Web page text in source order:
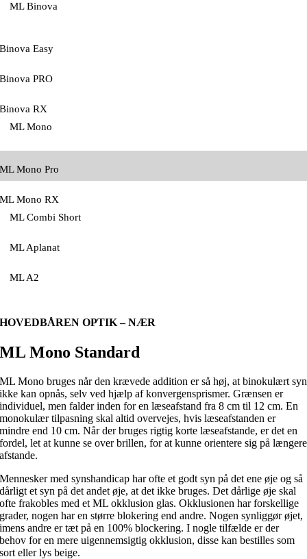
ML Binova
Binova Easy
Binova PRO
Binova RX
ML Mono
ML Mono Pro
ML Mono RX
ML Combi Short
ML Aplanat
ML A2
HOVEDBÅREN OPTIK – NÆR
ML Mono Standard
ML Mono bruges når den krævede addition er så høj, at binokulært syn
ikke kan opnås, selv ved hjælp af konvergensprismer. Grænsen er
individuel, men falder inden for en læseafstand fra 8 cm til 12 cm. En
monokulær tilpasning skal altid overvejes, hvis læseafstanden er
mindre end 10 cm. Når der bruges rigtig korte læseafstande, er det en
fordel, let at kunne se over brillen, for at kunne orientere sig på længere
afstande.
Mennesker med synshandicap har ofte et godt syn på det ene øje og så
dårligt et syn på det andet øje, at det ikke bruges. Det dårlige øje skal
ofte frakobles med et ML okklusion glas. Okklusionen har forskellige
grader, nogen har en større blokering end andre. Nogen synliggør øjet,
imens andre er tæt på en 100% blockering. I nogle tilfælde er der
behov for en mere uigennemsigtig okklusion, disse kan bestilles som
sort eller lys beige.